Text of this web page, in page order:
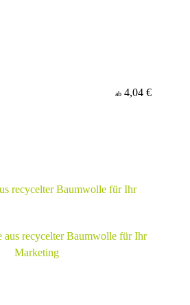
ab 4,04 €
recycelter Baumwolle für Ihr